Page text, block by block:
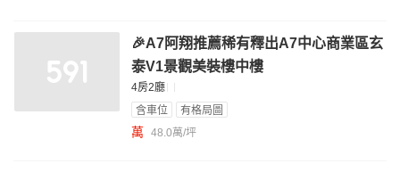
🎉A7阿翔推薦稀有釋出A7中心商業區玄
泰V1景觀美裝樓中樓
4房2廳
含車位
有格局圖
萬 48.0萬/坪